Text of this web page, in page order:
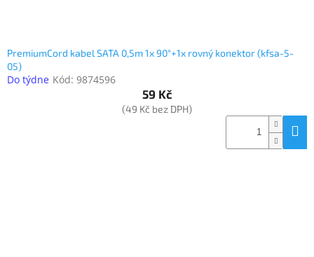
PremiumCord kabel SATA 0,5m 1x 90°+1x rovný konektor (kfsa-5-
05)
Do týdne Kód: 9874596
59 Kč
(49 Kč bez DPH)